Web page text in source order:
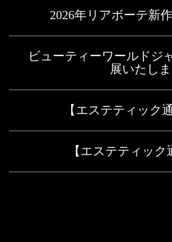
2026年リアボーテ新
ビューティーワールドジ
展いたし
【エステティック
【エステティック